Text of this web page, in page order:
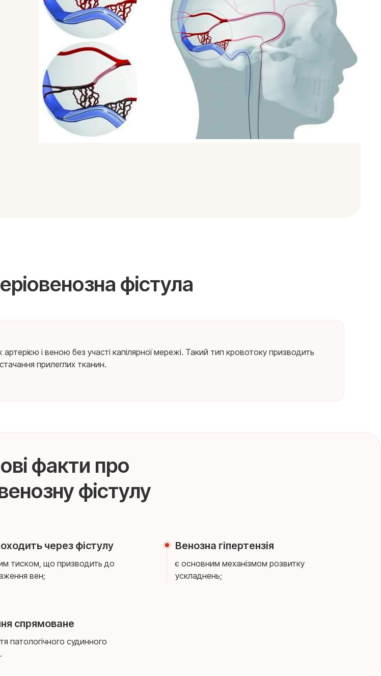
фістула
і веною без участі капілярної мережі. Такий тип кровотоку призводить
прилеглих тканин.
факти про
фістулу
через фістулу
тиском, що призводить до
вен;
Венозна гіпертензія
є основним механізмом розвитку
ускладнень;
спрямоване
патологічного судинного